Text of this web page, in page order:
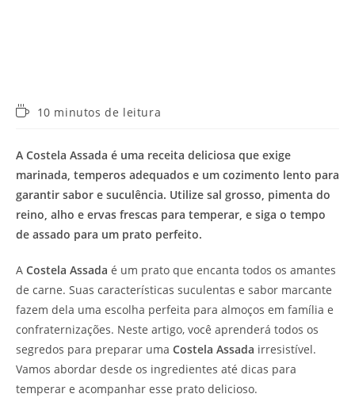
Tempo10 minutos de leitura
A Costela Assada é uma receita deliciosa que exige
marinada, temperos adequados e um cozimento lento para
garantir sabor e suculência. Utilize sal grosso, pimenta do
reino, alho e ervas frescas para temperar, e siga o tempo
de assado para um prato perfeito.
A Costela Assada é um prato que encanta todos os amantes
de carne. Suas características suculentas e sabor marcante
fazem dela uma escolha perfeita para almoços em família e
confraternizações. Neste artigo, você aprenderá todos os
segredos para preparar uma Costela Assada irresistível.
Vamos abordar desde os ingredientes até dicas para
temperar e acompanhar esse prato delicioso.